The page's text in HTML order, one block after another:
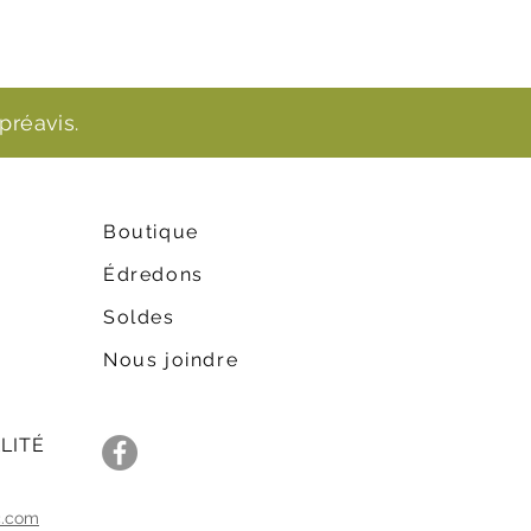
Boutique
Édredons
Soldes
Nous joindre